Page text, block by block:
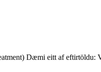
Dæmi eitt af eftirtöldu: